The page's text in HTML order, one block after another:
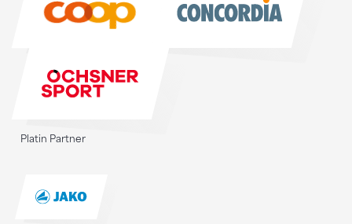
Platin Partner